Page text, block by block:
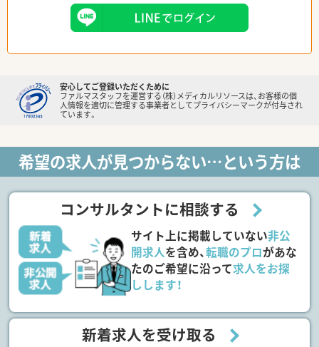
安心してご登録いただくために
ファルマスタッフを運営する（株）メディカルリソースは、お客様の個
人情報を適切に管理する事業者としてプライバシーマークが付与され
ています。
希望の求人が見つからない…という方は
コンサルタントに相談する
サイト上に掲載していない非公
開求人を含め、転職のプロがあな
たのご希望に沿って求人をお探
しします！
新着求人を受け取る